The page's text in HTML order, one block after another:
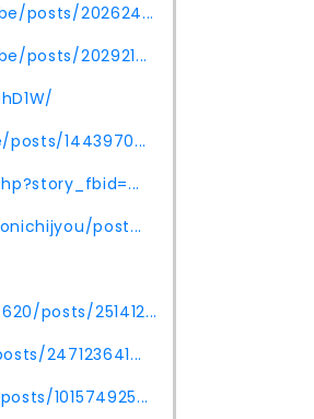
posts/202624...
posts/202921...
1443970...
post...
posts/251412...
247123641...
101574925...